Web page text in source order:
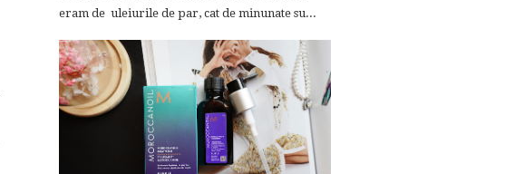
eram de uleiurile de par, cat de minunate su...